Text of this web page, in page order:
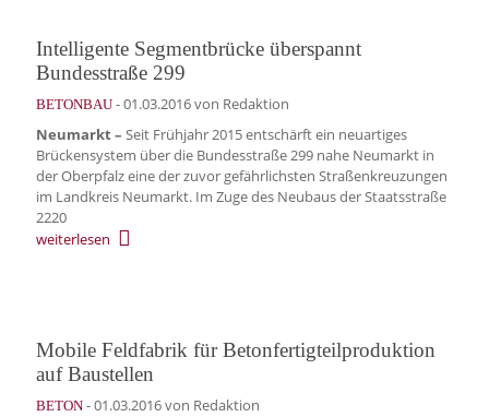
Intelligente Segmentbrücke überspannt
Bundesstraße 299
BETONBAU-01.03.2016von Redaktion
Neumarkt – Seit Frühjahr 2015 entschärft ein neuartiges
Brückensystem über die Bundesstraße 299 nahe Neumarkt in
der Oberpfalz eine der zuvor gefährlichsten Straßenkreuzungen
im Landkreis Neumarkt. Im Zuge des Neubaus der Staatsstraße
2220
weiterlesen
Mobile Feldfabrik für Betonfertigteilproduktion
auf Baustellen
BETON-01.03.2016von Redaktion